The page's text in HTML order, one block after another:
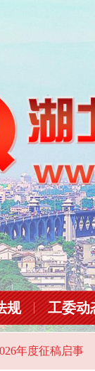
规 工委动
度征稿启事